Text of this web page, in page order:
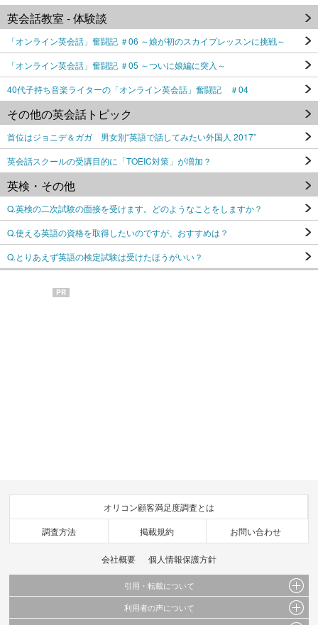
英会話教室 - 体験談
「オンライン英会話」奮闘記 ＃06 ～娘が初のスカイプレッスンに挑戦～
「オンライン英会話」奮闘記 ＃05 ～ついに娘編に突入～
40代子持ち音楽ライターの「オンライン英会話」奮闘記 ＃04
その他の英会話トピック
首位はジョニデ＆ガガ 男女別“英語で話してみたい外国人 2017”
英会話スクールの受講目的に「TOEIC対策」が増加？
英検・その他
Q.英検の二次試験の面接を受けます。どのようなことをしますか？
Q.使える英語の資格を取得したいのですが、おすすめは？
Q.とりあえず英語の検定試験は受けたほうがいい？
PR
オリコン顧客満足度調査とは
調査方法 掲載規約 お問い合わせ
会社概要 個人情報保護方針
引用・転載について
当サイトで公開されている情報（文字、写真、イラスト、画像データ等）及びこれらの配
利用者の声について